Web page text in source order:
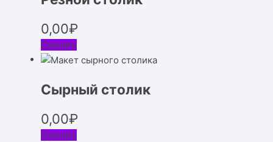
0,00₽
Скачать
Сырный столик
0,00₽
Скачать